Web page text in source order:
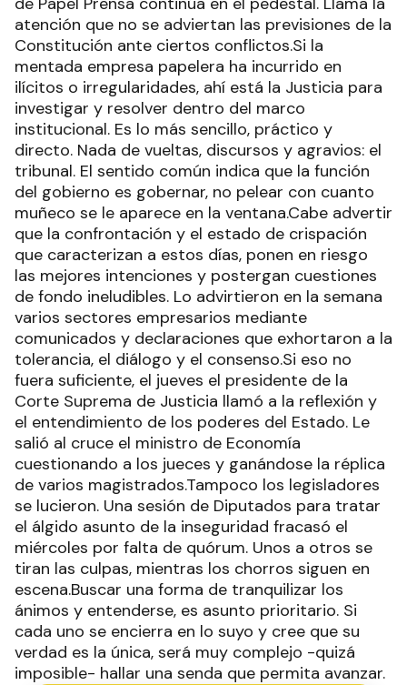
atención que no se adviertan las previsiones de la
Constitución ante ciertos conflictos.Si la
mentada empresa papelera ha incurrido en
ilícitos o irregularidades, ahí está la Justicia para
investigar y resolver dentro del marco
institucional. Es lo más sencillo, práctico y
directo. Nada de vueltas, discursos y agravios: el
tribunal. El sentido común indica que la función
del gobierno es gobernar, no pelear con cuanto
muñeco se le aparece en la ventana.Cabe advertir
que la confrontación y el estado de crispación
que caracterizan a estos días, ponen en riesgo
las mejores intenciones y postergan cuestiones
de fondo ineludibles. Lo advirtieron en la semana
varios sectores empresarios mediante
comunicados y declaraciones que exhortaron a la
tolerancia, el diálogo y el consenso.Si eso no
fuera suficiente, el jueves el presidente de la
Corte Suprema de Justicia llamó a la reflexión y
el entendimiento de los poderes del Estado. Le
salió al cruce el ministro de Economía
cuestionando a los jueces y ganándose la réplica
de varios magistrados.Tampoco los legisladores
se lucieron. Una sesión de Diputados para tratar
el álgido asunto de la inseguridad fracasó el
miércoles por falta de quórum. Unos a otros se
tiran las culpas, mientras los chorros siguen en
escena.Buscar una forma de tranquilizar los
ánimos y entenderse, es asunto prioritario. Si
cada uno se encierra en lo suyo y cree que su
verdad es la única, será muy complejo -quizá
imposible- hallar una senda que permita avanzar.